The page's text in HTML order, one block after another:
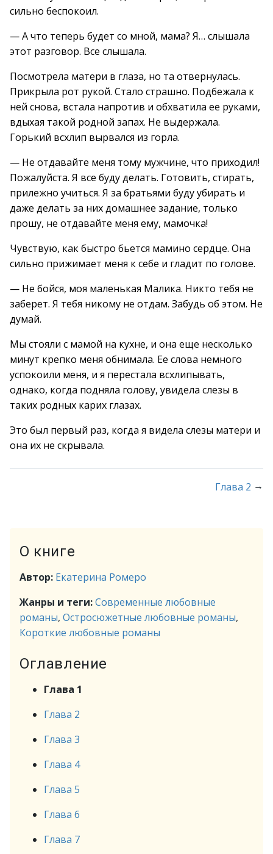
сильно беспокоил.
— А что теперь будет со мной, мама? Я… слышала
этот разговор. Все слышала.
Посмотрела матери в глаза, но та отвернулась.
Прикрыла рот рукой. Стало страшно. Подбежала к
ней снова, встала напротив и обхватила ее руками,
вдыхая такой родной запах. Не выдержала.
Горький всхлип вырвался из горла.
— Не отдавайте меня тому мужчине, что приходил!
Пожалуйста. Я все буду делать. Готовить, стирать,
прилежно учиться. Я за братьями буду убирать и
даже делать за них домашнее задание, только
прошу, не отдавайте меня ему, мамочка!
Чувствую, как быстро бьется мамино сердце. Она
сильно прижимает меня к себе и гладит по голове.
— Не бойся, моя маленькая Малика. Никто тебя не
заберет. Я тебя никому не отдам. Забудь об этом. Не
думай.
Мы стояли с мамой на кухне, и она еще несколько
минут крепко меня обнимала. Ее слова немного
успокоили меня, и я перестала всхлипывать,
однако, когда подняла голову, увидела слезы в
таких родных карих глазах.
Это был первый раз, когда я видела слезы матери и
она их не скрывала.
Глава 2 →
О книге
Автор: Екатерина Ромеро
Жанры и теги:Современные любовные
романы, Остросюжетные любовные романы,
Короткие любовные романы
Оглавление
Глава 1
Глава 2
Глава 3
Глава 4
Глава 5
Глава 6
Глава 7